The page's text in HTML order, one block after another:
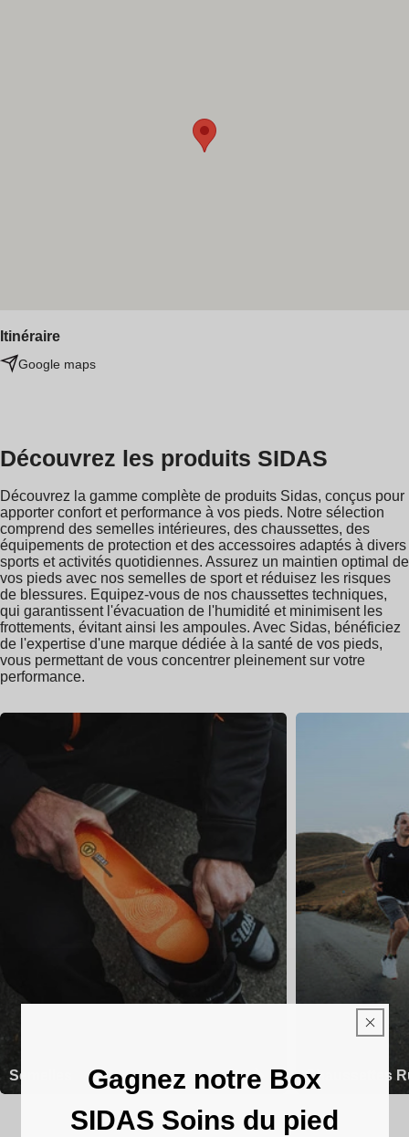
Itinéraire
Google maps
Découvrez les produits SIDAS
Découvrez la gamme complète de produits Sidas, conçus pour
apporter confort et performance à vos pieds. Notre sélection
comprend des semelles intérieures, des chaussettes, des
équipements de protection et des accessoires adaptés à divers
sports et activités quotidiennes. Assurez un maintien optimal de
vos pieds avec nos semelles de sport et réduisez les risques
de blessures. Equipez-vous de nos chaussettes techniques,
qui garantissent l'évacuation de l'humidité et minimisent les
frottements, évitant ainsi les ampoules. Avec Sidas, bénéficiez
de l'expertise d'une marque dédiée à la santé de vos pieds,
vous permettant de vous concentrer pleinement sur votre
performance.
Semelles Chaussettes
Gagnez notre Box
SIDAS Soins du pied